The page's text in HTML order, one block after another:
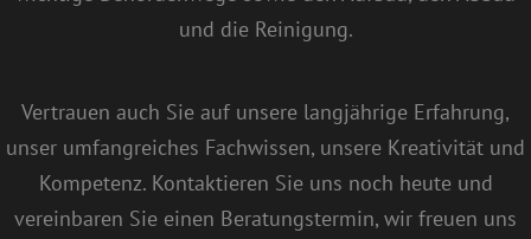
und die Reinigung.
Vertrauen auch Sie auf unsere langjährige Erfahrung,
unser umfangreiches Fachwissen, unsere Kreativität und
Kompetenz. Kontaktieren Sie uns noch heute und
vereinbaren Sie einen Beratungstermin, wir freuen uns